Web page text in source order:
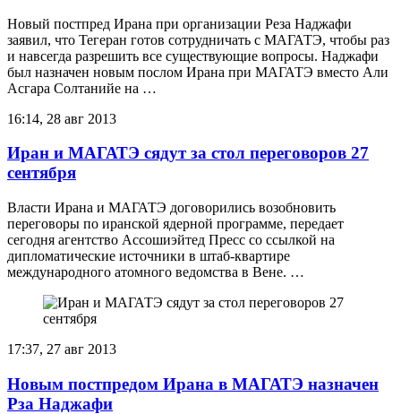
Новый постпред Ирана при организации Реза Наджафи
заявил, что Тегеран готов сотрудничать с МАГАТЭ, чтобы раз
и навсегда разрешить все существующие вопросы. Наджафи
был назначен новым послом Ирана при МАГАТЭ вместо Али
Асгара Солтанийе на …
16:14, 28 авг 2013
Иран и МАГАТЭ сядут за стол переговоров 27
сентября
Власти Ирана и МАГАТЭ договорились возобновить
переговоры по иранской ядерной программе, передает
сегодня агентство Ассошиэйтед Пресс со ссылкой на
дипломатические источники в штаб-квартире
международного атомного ведомства в Вене. …
17:37, 27 авг 2013
Новым постпредом Ирана в МАГАТЭ назначен
Рза Наджафи